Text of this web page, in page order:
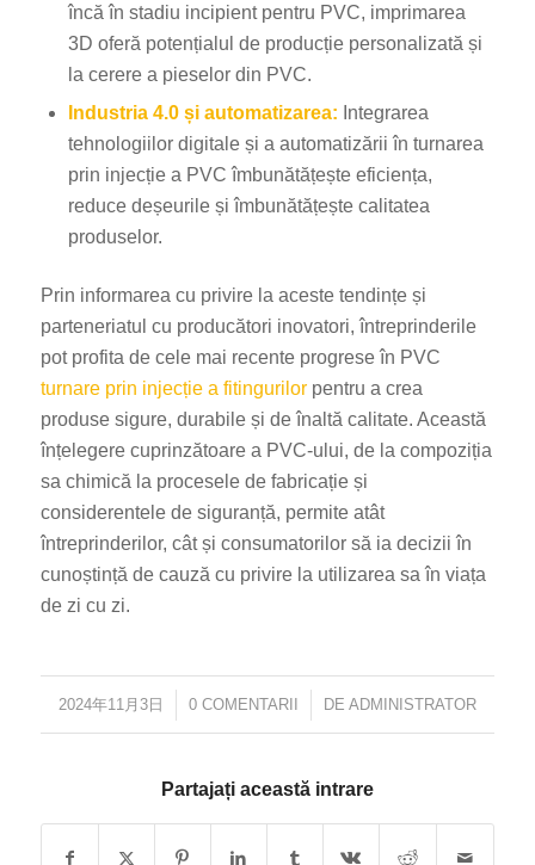
încă în stadiu incipient pentru PVC, imprimarea
3D oferă potențialul de producție personalizată și
la cerere a pieselor din PVC.
Industria 4.0 și automatizarea: Integrarea
tehnologiilor digitale și a automatizării în turnarea
prin injecție a PVC îmbunătățește eficiența,
reduce deșeurile și îmbunătățește calitatea
produselor.
Prin informarea cu privire la aceste tendințe și
parteneriatul cu producători inovatori, întreprinderile
pot profita de cele mai recente progrese în PVC
turnare prin injecție a fitingurilorpentru a crea
produse sigure, durabile și de înaltă calitate. Această
înțelegere cuprinzătoare a PVC-ului, de la compoziția
sa chimică la procesele de fabricație și
considerentele de siguranță, permite atât
întreprinderilor, cât și consumatorilor să ia decizii în
cunoștință de cauză cu privire la utilizarea sa în viața
de zi cu zi.
2024年11月3日
/ 0 COMENTARII
/ DE ADMINISTRATOR
Partajați această intrare